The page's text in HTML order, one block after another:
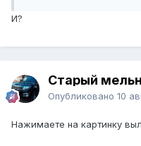
И?
Старый
Опубликовано 10
Нажимаете на картинку